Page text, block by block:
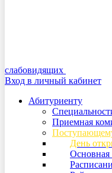
слабовидящих
Вход в личный кабинет
Абитуриенту
Приемная
День
Основная